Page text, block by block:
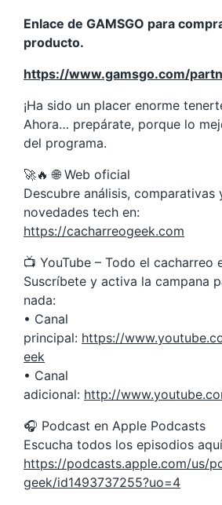
Enlace de GAMSGO para
producto.
https://www.gamsgo.com/
¡Ha sido un placer enorme
Ahora… prepárate, porque lo
del programa.
🚀🔥 🌐 Web oficial
Descubre análisis, comparativas
novedades tech en:
https://cacharreogeek.com
📺 YouTube – Todo el cacharreo
Suscríbete y activa la campana
nada:
• Canal
principal: https://
eek
• Canal
adicional: http://
🎧 Podcast en Apple Podcasts
Escucha todos los episodios
https://podcasts.apple.com/us/
geek/id1493737255?uo=4